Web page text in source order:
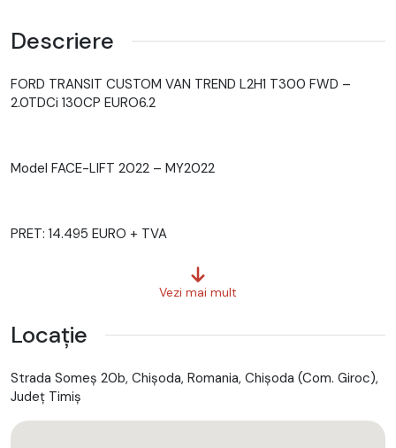
Descriere
FORD TRANSIT CUSTOM VAN TREND L2H1 T300 FWD –
2.0TDCi 130CP EURO6.2
Model FACE-LIFT 2022 – MY2022
PRET: 14.495 EURO + TVA
Posibilitate finantare in LEASING, avans minim 15%, perioada
Ex: avans 15% – 3.372 euro TVA si taxe incluse, rata lunara
FIXA / perioada 5 ani – 282 euro / luna TVA inclus + Casco
Vezi mai mult
Locație
Strada Someș 20b, Chișoda, Romania, Chişoda (Com. Giroc),
Județ Timiş